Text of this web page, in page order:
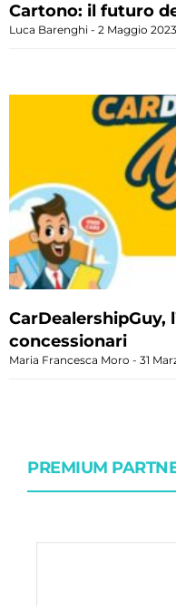
Cartono: il futuro
Luca Barenghi 2 Maggio 2023
CarDealershipGuy,
concessionari
Maria Francesca Moro 31
PREMIUM